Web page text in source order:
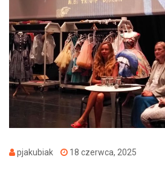
pjakubiak 18 czerwca, 2025